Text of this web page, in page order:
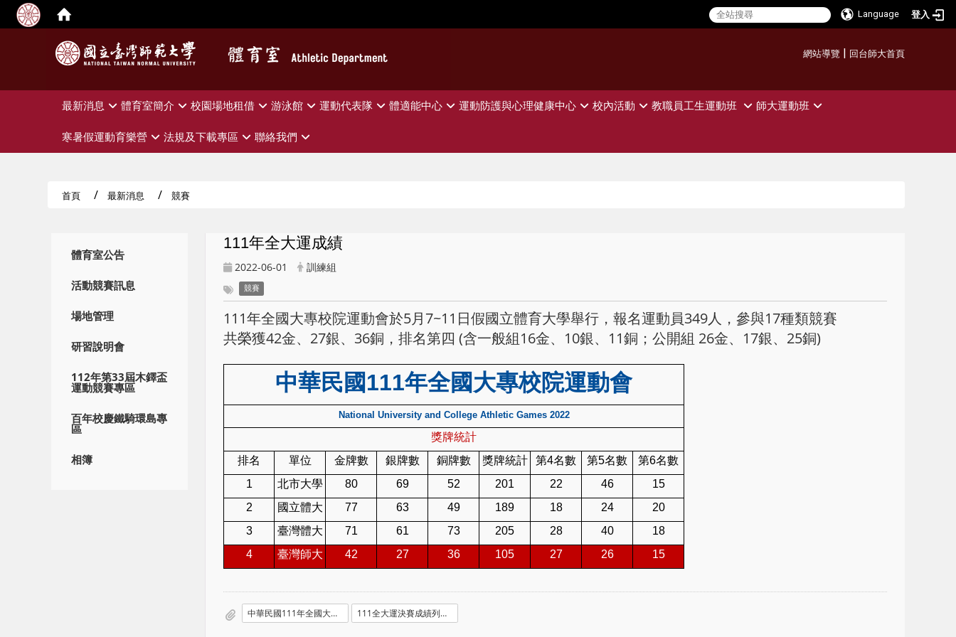
Language 登入
網站導覽 | 回台師大首頁
最新消息 體育室簡介 校園場地租借 游泳館 運動代表隊 體適能中心 運動防護與心理健康中心 校內活動 教職員工生運動班 師大運動班
寒暑假運動育樂營 法規及下載專區 聯絡我們
首頁 最新消息 競賽
體育室公告
活動競賽訊息
場地管理
研習說明會
112年第33屆木鐸盃
運動競賽專區
百年校慶鐵騎環島專
區
相簿
111年全大運成績
2022-06-01 訓練組
競賽
111年全國大專校院運動會於5月7~11日假國立體育大學舉行，報名運動員349人，參與17種類競賽
共榮獲42金、27銀、36銅，排名第四 (含一般組16金、10銀、11銅；公開組 26金、17銀、25銅)
中華民國111年全國大專校院運動會
National University and College Athletic Games 2022
獎牌統計
排名
單位 金牌數 銀牌數 銅牌數 獎牌統計 第4名數 第5名數
第6名數
1
北市大學 80 69 52 201 22 46
15
2
國立體大 77 63 49 189 18 24
20
3
臺灣體大 71 61 73 205 28 40
18
4
臺灣師大 42 27 36 105 27 26 15
中華民國111年全國大專校院運動會_決賽成績_臺灣師大_20220602154404.xls 111全大運決賽成績列表.pdf